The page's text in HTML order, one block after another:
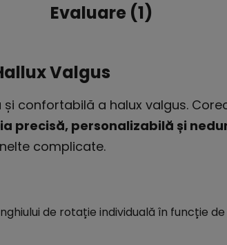
Evaluare (1)
Valgus
confortabilă a halux valgus.
precisă, personalizabilă și
complicate.
de rotație individuală în funcție